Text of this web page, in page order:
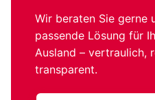
Wir beraten Sie gerne
passende Lösung für
Ausland – vertraulich,
transparent.